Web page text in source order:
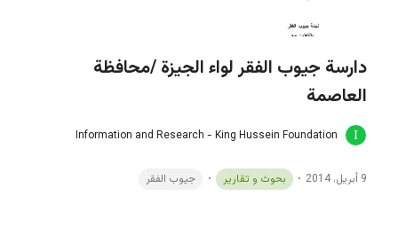
دارسة جيوب الفقر لواء الجيزة /محافظة
العاصمة
Information and Research - King Hussein Foundation
9 أبريل، 2014 بحوث و تقارير جيوب الفقر